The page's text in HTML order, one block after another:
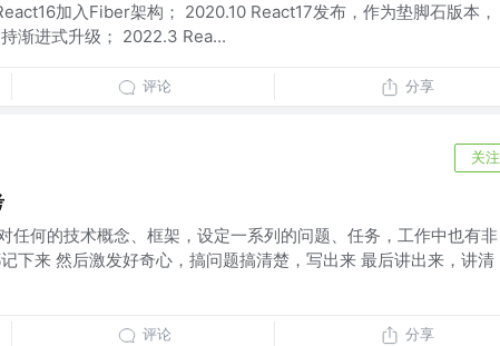
加入Fiber架构； 2020.10 React17发布，作为垫脚石版本，
渐进式升级； 2022.3 Rea...
评论 分享
关注
任何的技术概念、框架，设定一系列的问题、任务，工作中也有非
下来 然后激发好奇心，搞问题搞清楚，写出来 最后讲出来，讲清
评论 分享